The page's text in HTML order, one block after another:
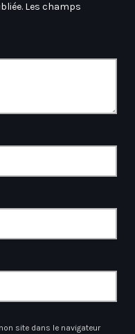
Les champs
site dans le navigateur